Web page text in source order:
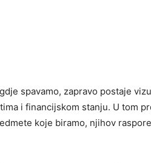
spavamo, zapravo postaje
i financijskom stanju. U tom
koje biramo, njihov